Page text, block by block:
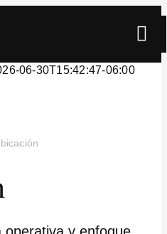
06-30T15:42:47-06:00